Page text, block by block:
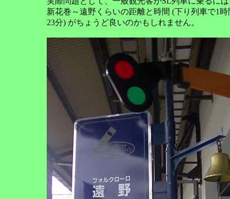
新花巻～遠野くらいの距離と時間 (下り列車で1時
23分) がちょうど良いのかもしれません。